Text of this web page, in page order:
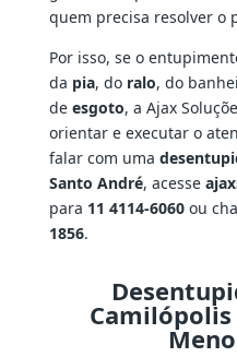
quem precisa resolver o
Por isso, se o
da pia, do ralo, do
de esgoto, a Ajax
orientar e executar o
falar com uma
Santo André, acesse
para 11 4114-6060ou
1856.
Camilópolis